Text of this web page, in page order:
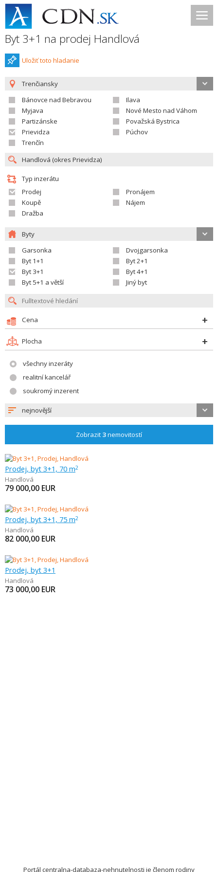
Byt 3+1 na prodej Handlová
Uložiť toto hladanie
Trenčiansky
Bánovce nad Bebravou
Ilava
Myjava
Nové Mesto nad Váhom
Partizánske
Považská Bystrica
Prievidza
Púchov
Trenčín
Typ inzerátu
Prodej
Pronájem
Koupě
Nájem
Dražba
Byty
Garsonka
Dvojgarsonka
Byt 1+1
Byt 2+1
Byt 3+1
Byt 4+1
Byt 5+1 a větší
Jiný byt
Cena
Plocha
všechny inzeráty
realitní kancelář
soukromý inzerent
nejnovější
Zobrazit 3nemovitostí
Prodej, byt 3+1, 70 m2
Handlová
79 000,00 EUR
Prodej, byt 3+1, 75 m2
Handlová
82 000,00 EUR
Prodej, byt 3+1
Handlová
73 000,00 EUR
Portál centralna-databaza-nehnutelnosti je členom rodiny